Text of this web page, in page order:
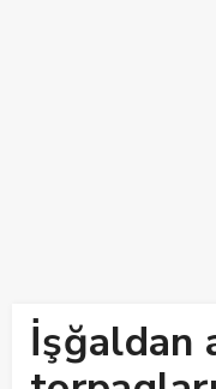
İşğaldan